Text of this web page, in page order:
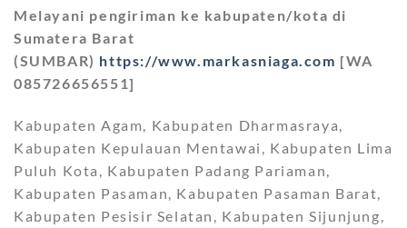
Melayani pengiriman ke kabupaten/kota di
Sumatera Barat
(SUMBAR) https://www.markasniaga.com [WA
085726656551]
Kabupaten Agam, Kabupaten Dharmasraya,
Kabupaten Kepulauan Mentawai, Kabupaten Lima
Puluh Kota, Kabupaten Padang Pariaman,
Kabupaten Pasaman, Kabupaten Pasaman Barat,
Kabupaten Pesisir Selatan, Kabupaten Sijunjung,